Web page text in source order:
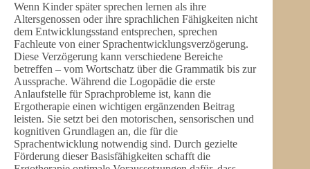
Wenn Kinder später sprechen lernen als ihre
Altersgenossen oder ihre sprachlichen Fähigkeiten nicht
dem Entwicklungsstand entsprechen, sprechen
Fachleute von einer Sprachentwicklungsverzögerung.
Diese Verzögerung kann verschiedene Bereiche
betreffen – vom Wortschatz über die Grammatik bis zur
Aussprache. Während die Logopädie die erste
Anlaufstelle für Sprachprobleme ist, kann die
Ergotherapie einen wichtigen ergänzenden Beitrag
leisten. Sie setzt bei den motorischen, sensorischen und
kognitiven Grundlagen an, die für die
Sprachentwicklung notwendig sind. Durch gezielte
Förderung dieser Basisfähigkeiten schafft die